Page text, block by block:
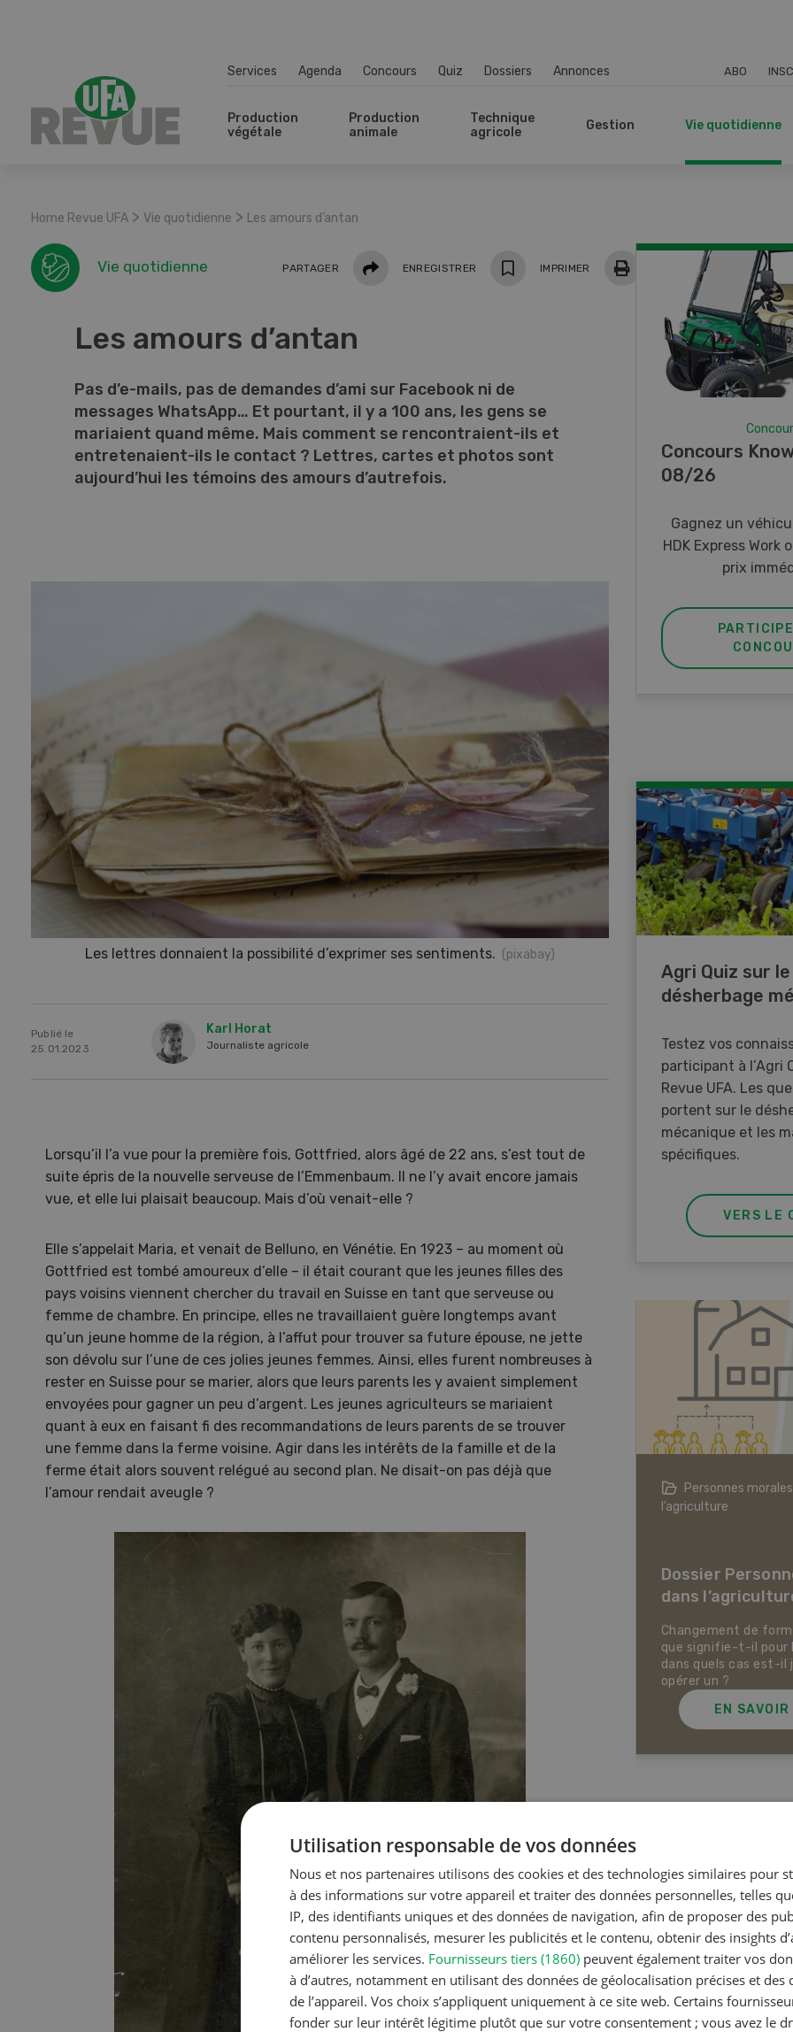
Services Agenda Concours Quiz Dossiers Annonces ABO
Production
végétale
Production
animale
Technique
agricole
Gestion Vie quotidienne
Home Revue UFA > Vie quotidienne > Les amours d’antan
Vie quotidienne PARTAGER PartagerENREGISTRER IMPRIMER
Les amours d’antan
Pas d’e-mails, pas de demandes d’ami sur Facebook ni de
messages WhatsApp… Et pourtant, il y a 100 ans, les gens se
mariaient quand même. Mais comment se rencontraient-ils et
entretenaient-ils le contact ? Lettres, cartes et photos sont
aujourd’hui les témoins des amours d’autrefois.
Les lettres donnaient la possibilité d’exprimer ses sentiments. (pixabay)
Publié le
25.01.2023
Karl Horat
Journaliste agricole
Lorsqu’il l’a vue pour la première fois, Gottfried, alors âgé de 22 ans, s’est tout de
suite épris de la nouvelle serveuse de l’Emmenbaum. Il ne l’y avait encore jamais
vue, et elle lui plaisait beaucoup. Mais d’où venait-elle ?
Elle s’appelait Maria, et venait de Belluno, en Vénétie. En 1923 – au moment où
Gottfried est tombé amoureux d’elle – il était courant que les jeunes filles des
pays voisins viennent chercher du travail en Suisse en tant que serveuse ou
femme de chambre. En principe, elles ne travaillaient guère longtemps avant
qu’un jeune homme de la région, à l’affut pour trouver sa future épouse, ne jette
son dévolu sur l’une de ces jolies jeunes femmes. Ainsi, elles furent nombreuses à
rester en Suisse pour se marier, alors que leurs parents les y avaient simplement
envoyées pour gagner un peu d’argent. Les jeunes agriculteurs se mariaient
quant à eux en faisant fi des recommandations de leurs parents de se trouver
une femme dans la ferme voisine. Agir dans les intérêts de la famille et de la
ferme était alors souvent relégué au second plan. Ne disait-on pas déjà que
l’amour rendait aveugle ?
Concours
08/26
Gagnez un
HDK Express Work
prix
Agri Quiz sur le
désherbage
Testez vos
participant à l’Agri
Revue UFA. Les
portent sur le
mécanique et les
spécifiques.
VERS LE
Une ferme entre de nouvelles
témoignent de la manière dont ils
développent leur activité après
EN SAVOIR PLUS
Perspectives pour la production
végétale et la production animale
en Suisse. Pistes pour se protéger
contre la chaleur, la sécheresse ainsi
que contre les phénomènes
météorologiques extrêmes.
EN SAVOIR PLUS
Personnes
l’agriculture
Dossier
dans
Changement de
que signifie-t-il pour
dans quels cas est-il
opérer un ?
EN
Articles les plus lues
Production
Noms
en
A à Z
Utilisation responsable de vos données
Nous et nos partenaires utilisons des cookies et des technologies similaires pour
à des informations sur votre appareil et traiter des données personnelles, telles
IP, des identifiants uniques et des données de navigation, afin de proposer des
contenu personnalisés, mesurer les publicités et le contenu, obtenir des insights
améliorer les services. Fournisseurs tiers (1860) peuvent également traiter vos
à d’autres, notamment en utilisant des données de géolocalisation précises et des
de l’appareil. Vos choix s’appliquent uniquement à ce site web. Certains
fonder sur leur intérêt légitime plutôt que sur votre consentement ; vous avez le